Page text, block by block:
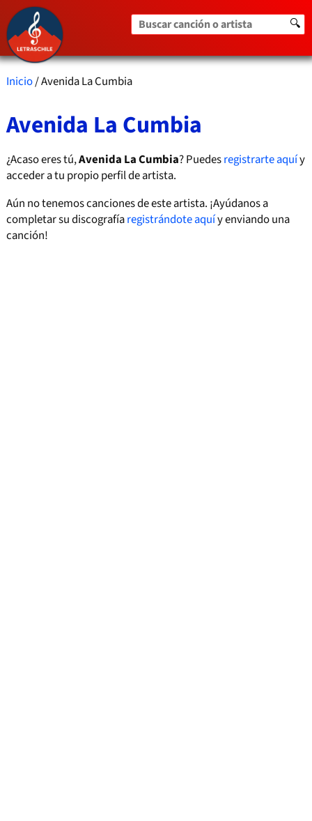
Buscar canción o artista 🔍
Inicio/ Avenida La Cumbia
Avenida La Cumbia
¿Acaso eres tú,Avenida La Cumbia? Puedesregistrarte aquíy
acceder a tu propio perfil de artista.
Aún no tenemos canciones de este artista. ¡Ayúdanos a
completar su discografíaregistrándote aquíy enviando una
canción!